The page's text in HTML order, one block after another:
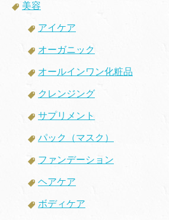
美容
アイケア
オーガニック
オールインワン化粧品
クレンジング
サプリメント
パック（マスク）
ファンデーション
ヘアケア
ボディケア